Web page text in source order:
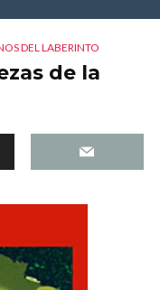
DEL LABERINTO
de la